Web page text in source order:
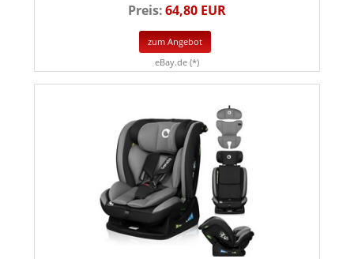
Preis:64,80 EUR
zum Angebot
eBay.de (*)